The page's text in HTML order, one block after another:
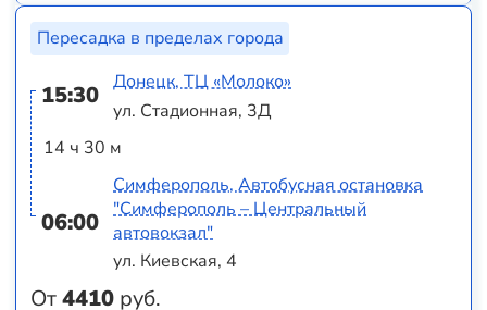
Пересадка в пределах города
15:30
14 ч 30 м
06:00
От4410 руб.
Донецк, ТЦ «Молоко»
ул. Стадионная, 3Д
Симферополь, Автобусная остановка
"Симферополь – Центральный
автовокзал"
ул. Киевская, 4